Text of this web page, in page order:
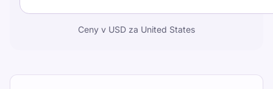
Ceny v USD za United States